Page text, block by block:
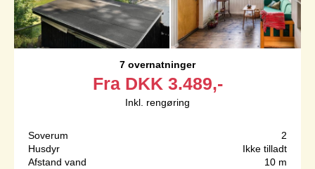
7 overnatninger
Fra DKK 3.489,-
Inkl. rengøring
Soverum
2
Husdyr
Ikke tilladt
Afstand vand
10 m